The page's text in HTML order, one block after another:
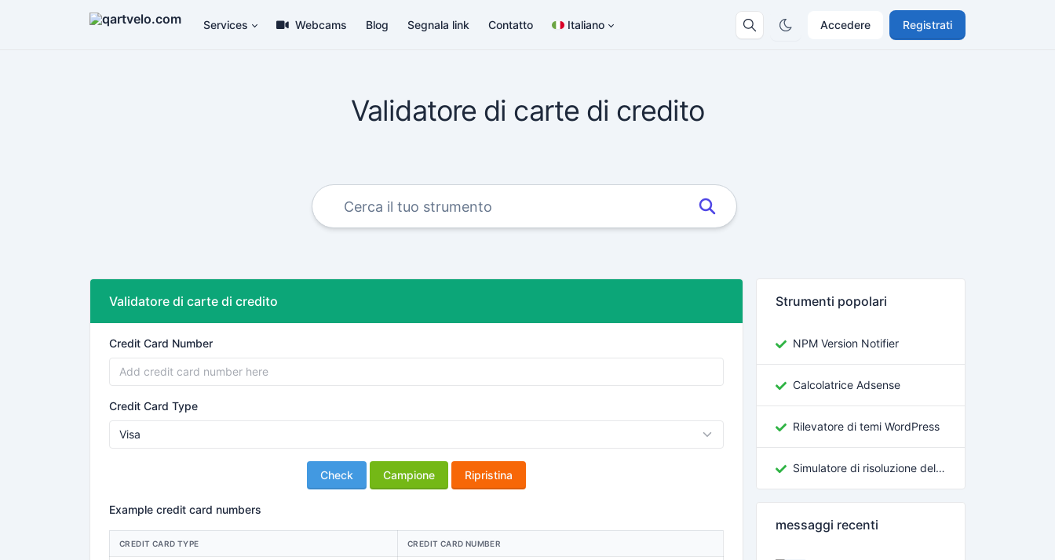
Accedere Registrati
Services Webcams Blog Segnala link Contatto Italiano
Validatore di carte di credito
Validatore di carte di credito
Credit Card Number
Credit Card Type
Check Campione Ripristina
Example credit card numbers
CREDIT CARD TYPE CREDIT CARD NUMBER
Strumenti popolari
NPM Version Notifier
Calcolatrice Adsense
Rilevatore di temi WordPress
Simulatore di risoluzione dello schermo
messaggi recenti